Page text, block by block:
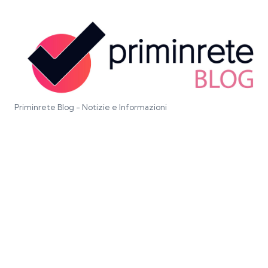
Priminrete Blog - Notizie e Informazioni